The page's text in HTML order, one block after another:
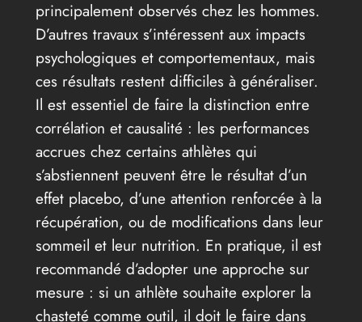
principalement observés chez les hommes.
D’autres travaux s’intéressent aux impacts
psychologiques et comportementaux, mais
ces résultats restent difficiles à généraliser.
Il est essentiel de faire la distinction entre
corrélation et causalité : les performances
accrues chez certains athlètes qui
s’abstiennent peuvent être le résultat d’un
effet placebo, d’une attention renforcée à la
récupération, ou de modifications dans leur
sommeil et leur nutrition. En pratique, il est
recommandé d’adopter une approche sur
mesure : si un athlète souhaite explorer la
chasteté comme outil, il doit le faire dans